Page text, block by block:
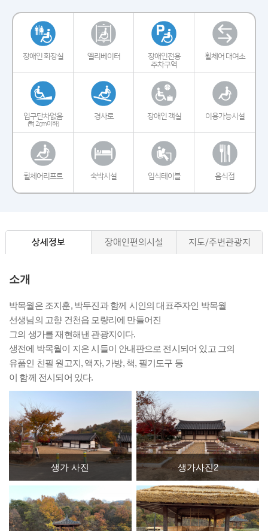
장애인 화장실 엘리베이터
장애인전용
주차구역
휠체어 대여소
입구단차없음
(턱 2cm이하)
경사로 장애인 객실 이용가능시설
휠체어리프트 숙박시설 입식테이블 음식점
상세정보 장애인편의시설 지도/주변관광지
소개
박목월은 조지훈, 박두진과 함께 시인의 대표주자인 박목월
선생님의 고향 건천읍 모량리에 만들어진
그의 생가를 재현해낸 관광지이다.
생전에 박목월이 지은 시들이 안내판으로 전시되어 있고 그의
유품인 친필 원고지, 액자, 가방, 책, 필기도구 등
이 함께 전시되어 있다.
생가 사진 생가사진2